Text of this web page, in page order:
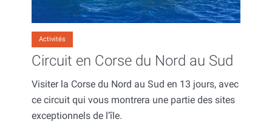
Activités
Circuit en Corse du Nord au Sud
Visiter la Corse du Nord au Sud en 13 jours, avec
ce circuit qui vous montrera une partie des sites
exceptionnels de l’île.